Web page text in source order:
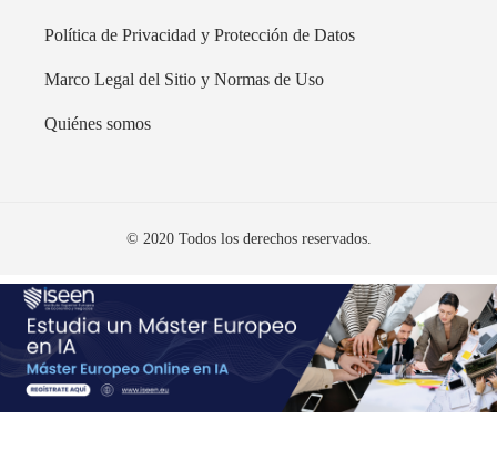
Política de Privacidad y Protección de Datos
Marco Legal del Sitio y Normas de Uso
Quiénes somos
© 2020 Todos los derechos reservados.